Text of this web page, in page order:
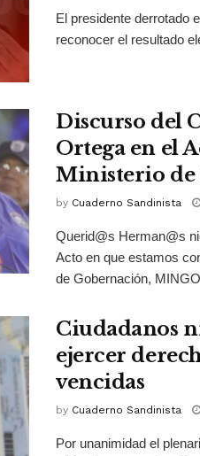
El presidente derrotado
reconocer el resultado
Discurso del
Ortega en el
Ministerio de
by Cuaderno Sandinista
Querid@s Herman@s
Acto en que estamos
de Gobernación,
Ciudadanos
ejercer
vencidas
by Cuaderno Sandinista
Por unanimidad el